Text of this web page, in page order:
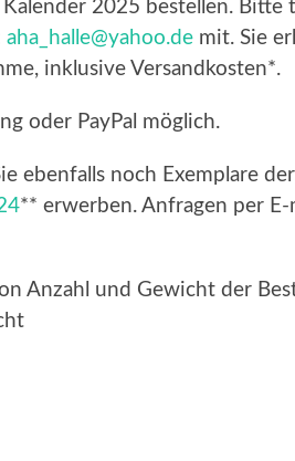
2025 bestellen. Bitte
aha_halle@yahoo.de mit. Sie
inklusive Versandkosten*.
oder PayPal möglich.
ebenfalls noch Exemplare
** erwerben. Anfragen per E-
Anzahl und Gewicht der